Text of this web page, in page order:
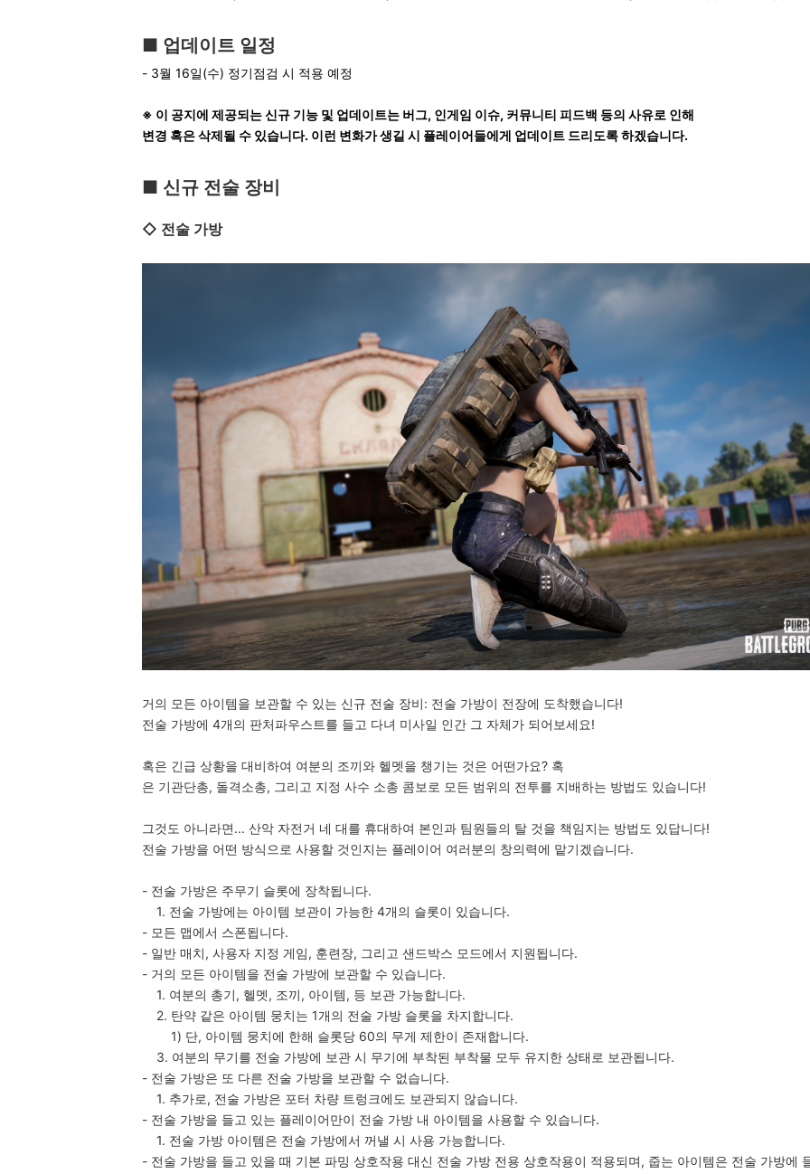
■ 업데이트 일정
- 3월 16일(수) 정기점검 시 적용 예정
※ 이 공지에 제공되는 신규 기능 및 업데이트는 버그, 인게임 이슈, 커뮤니티 피드백 등의 사유로 인해
변경 혹은 삭제될 수 있습니다. 이런 변화가 생길 시 플레이어들에게 업데이트 드리도록 하겠습니다.
■ 신규 전술 장비
◇ 전술 가방
거의 모든 아이템을 보관할 수 있는 신규 전술 장비: 전술 가방이 전장에 도착했습니다!
전술 가방에 4개의 판처파우스트를 들고 다녀 미사일 인간 그 자체가 되어보세요!
혹은 긴급 상황을 대비하여 여분의 조끼와 헬멧을 챙기는 것은 어떤가요? 혹
은 기관단총, 돌격소총, 그리고 지정 사수 소총 콤보로 모든 범위의 전투를 지배하는 방법도 있습니다!
그것도 아니라면... 산악 자전거 네 대를 휴대하여 본인과 팀원들의 탈 것을 책임지는 방법도 있답니다!
전술 가방을 어떤 방식으로 사용할 것인지는 플레이어 여러분의 창의력에 맡기겠습니다.
- 전술 가방은 주무기 슬롯에 장착됩니다.
1. 전술 가방에는 아이템 보관이 가능한 4개의 슬롯이 있습니다.
- 모든 맵에서 스폰됩니다.
- 일반 매치, 사용자 지정 게임, 훈련장, 그리고 샌드박스 모드에서 지원됩니다.
- 거의 모든 아이템을 전술 가방에 보관할 수 있습니다.
1. 여분의 총기, 헬멧, 조끼, 아이템, 등 보관 가능합니다.
2. 탄약 같은 아이템 뭉치는 1개의 전술 가방 슬롯을 차지합니다.
1) 단, 아이템 뭉치에 한해 슬롯당 60의 무게 제한이 존재합니다.
3. 여분의 무기를 전술 가방에 보관 시 무기에 부착된 부착물 모두 유지한 상태로 보관됩니다.
- 전술 가방은 또 다른 전술 가방을 보관할 수 없습니다.
1. 추가로, 전술 가방은 포터 차량 트렁크에도 보관되지 않습니다.
- 전술 가방을 들고 있는 플레이어만이 전술 가방 내 아이템을 사용할 수 있습니다.
1. 전술 가방 아이템은 전술 가방에서 꺼낼 시 사용 가능합니다.
- 전술 가방을 들고 있을 때 기본 파밍 상호작용 대신 전술 가방 전용 상호작용이 적용되며, 줍는 아이템은 전술 가방에